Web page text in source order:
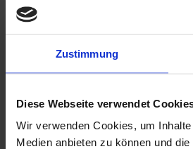
Zustimmung
Diese Webseite verwendet
Wir verwenden Cookies, um
Medien anbieten zu können und
SKU
Optionen
Menge